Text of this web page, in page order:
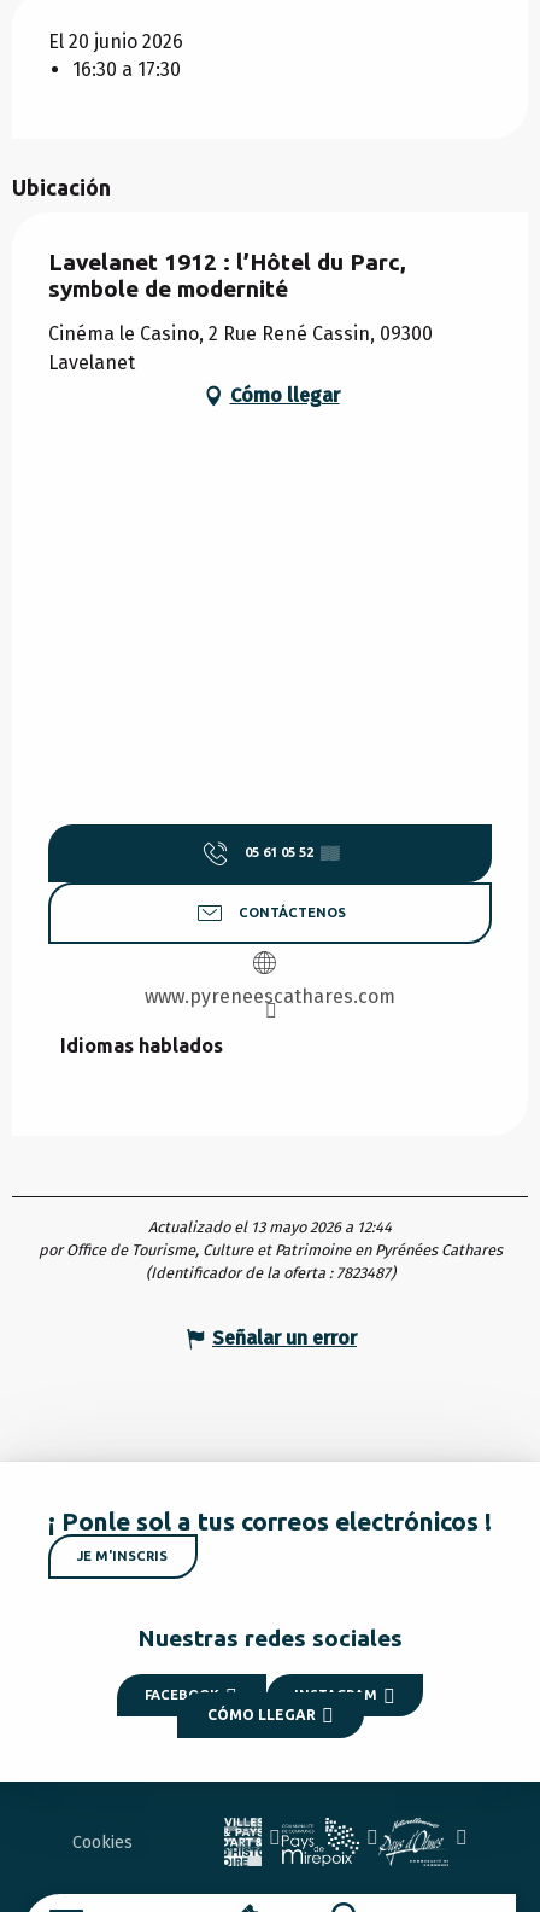
El 20 junio 2026
16:30 a 17:30
Ubicación
Lavelanet 1912 : l’Hôtel du Parc,
symbole de modernité
Cinéma le Casino, 2 Rue René Cassin, 09300
Lavelanet
Cómo llegar
05 61 05 52 ▒▒
CONTÁCTENOS
www.pyreneescathares.com
Idiomas hablados
Idiomas hablados
Actualizado el 13 mayo 2026 a 12:44
por Office de Tourisme, Culture et Patrimoine en Pyrénées Cathares
(Identificador de la oferta : 7823487)
Señalar un error
¡ Ponle sol a tus correos electrónicos !
JE M'INSCRIS
Nuestras redes sociales
FACEBOOK INSTAGRAM
CÓMO LLEGAR
Cookies